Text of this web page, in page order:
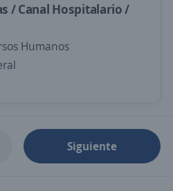
/ Canal Hospitalario /
Humanos
Siguiente